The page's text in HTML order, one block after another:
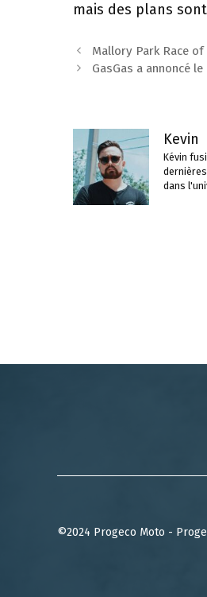
mais des plans
Navigation
des
Mallory Park Race
GasGas a annoncé
Kevin
Kévin
dans
©2024 Progeco Moto -